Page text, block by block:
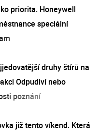
priorita. Honeywell
speciální
druhy štírů na
Odpudiví nebo
poznání
již tento víkend. Která